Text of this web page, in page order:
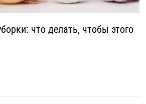
что делать, чтобы этого